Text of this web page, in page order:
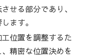
せる部分であり、
ます。
位置を調整するた
精密な位置決めを